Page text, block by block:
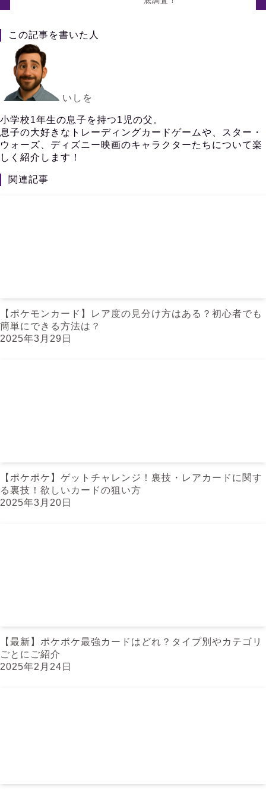
この記事を書いた人
いしを
小学校1年生の息子を持つ1児の父。
息子の大好きなトレーディングカードゲームや、スター・
ウォーズ、ディズニー映画のキャラクターたちについて楽
しく紹介します！
関連記事
【ポケモンカード】レア度の見分け方はある？初心者でも
簡単にできる方法は？
2025年3月29日
【ポケポケ】ゲットチャレンジ！裏技・レアカードに関す
る裏技！欲しいカードの狙い方
2025年3月20日
【最新】ポケポケ最強カードはどれ？タイプ別やカテゴリ
ごとにご紹介
2025年2月24日